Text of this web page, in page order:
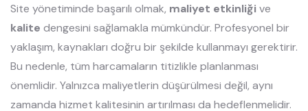
Site yönetiminde başarılı olmak, maliyet etkinliğive
kalite dengesini sağlamakla mümkündür. Profesyonel bir
yaklaşım, kaynakları doğru bir şekilde kullanmayı gerektirir.
Bu nedenle, tüm harcamaların titizlikle planlanması
önemlidir. Yalnızca maliyetlerin düşürülmesi değil, aynı
zamanda hizmet kalitesinin artırılması da hedeflenmelidir.